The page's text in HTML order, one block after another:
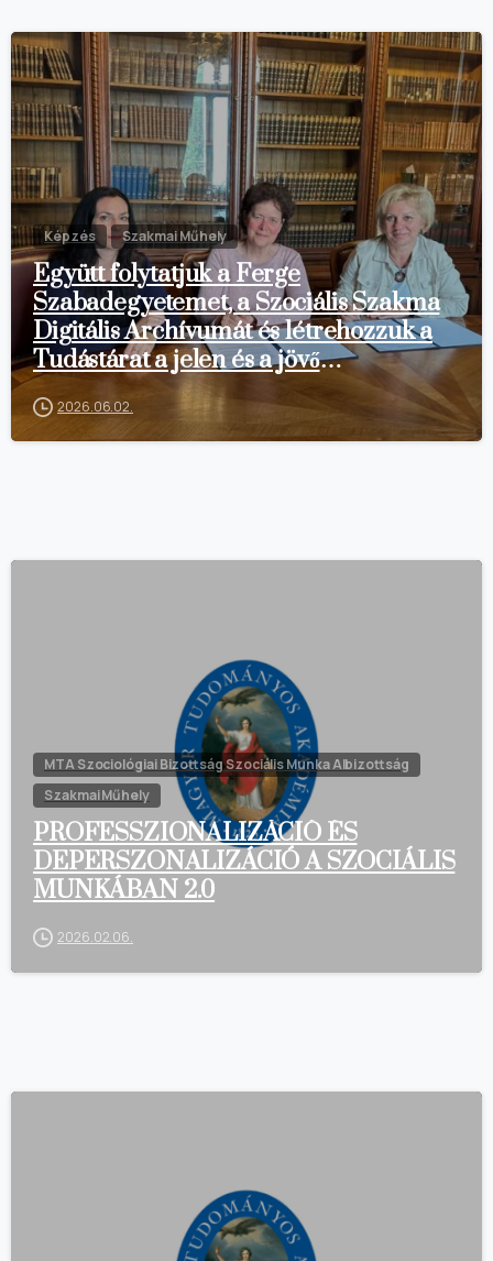
Képzés Szakmai Műhely
Együtt folytatjuk a Ferge
Szabadegyetemet, a Szociális Szakma
Digitális Archívumát és létrehozzuk a
Tudástárat a jelen és a jövő
szakembereinek.
2026.06.02.
MTA Szociológiai Bizottság Szociális Munka Albizottság
Szakmai Műhely
PROFESSZIONALIZÁCIÓ ÉS
DEPERSZONALIZÁCIÓ A SZOCIÁLIS
MUNKÁBAN 2.0
2026.02.06.